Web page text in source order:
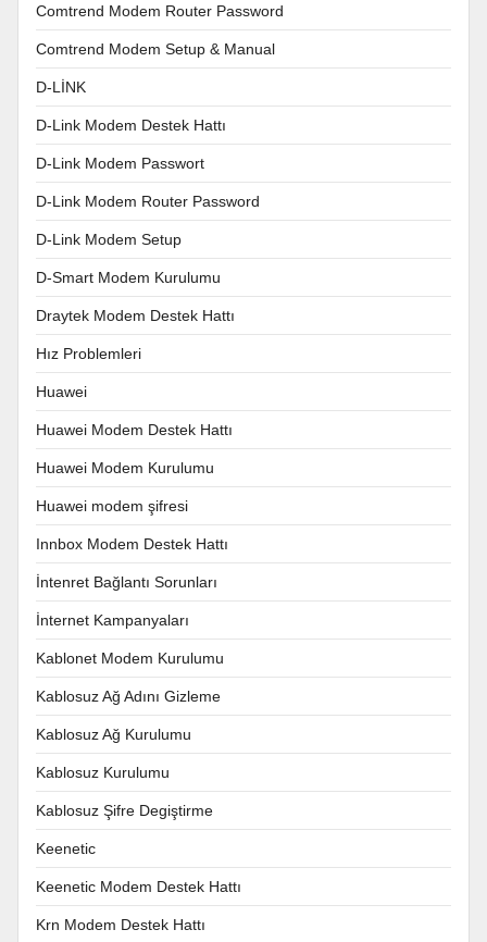
Comtrend Modem Router Password
Comtrend Modem Setup & Manual
D-LİNK
D-Link Modem Destek Hattı
D-Link Modem Passwort
D-Link Modem Router Password
D-Link Modem Setup
D-Smart Modem Kurulumu
Draytek Modem Destek Hattı
Hız Problemleri
Huawei
Huawei Modem Destek Hattı
Huawei Modem Kurulumu
Huawei modem şifresi
Innbox Modem Destek Hattı
İntenret Bağlantı Sorunları
İnternet Kampanyaları
Kablonet Modem Kurulumu
Kablosuz Ağ Adını Gizleme
Kablosuz Ağ Kurulumu
Kablosuz Kurulumu
Kablosuz Şifre Degiştirme
Keenetic
Keenetic Modem Destek Hattı
Krn Modem Destek Hattı